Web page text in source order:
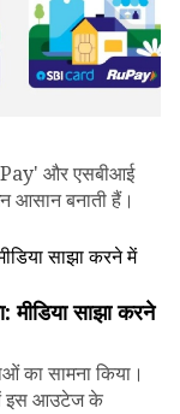
और एसबीआई
आसान बनाती हैं।
मीडिया साझा करने
का सामना किया।
इस आउटेज के